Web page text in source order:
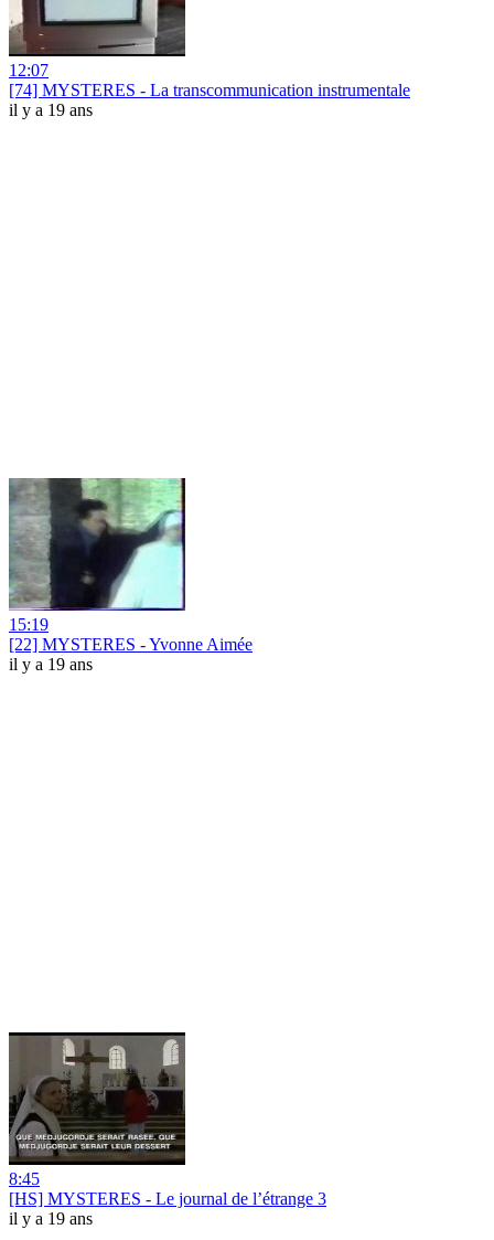
12:07
[74] MYSTERES - La transcommunication instrumentale
il y a 19 ans
15:19
[22] MYSTERES - Yvonne Aimée
il y a 19 ans
8:45
[HS] MYSTERES - Le journal de l’étrange 3
il y a 19 ans